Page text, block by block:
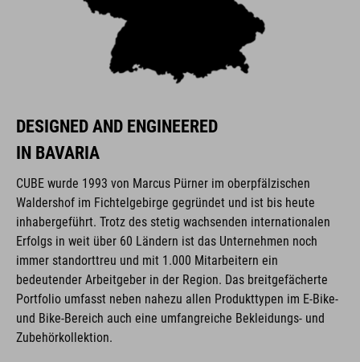
DESIGNED AND ENGINEERED
IN BAVARIA
CUBE wurde 1993 von Marcus Pürner im oberpfälzischen
Waldershof im Fichtelgebirge gegründet und ist bis heute
inhabergeführt. Trotz des stetig wachsenden internationalen
Erfolgs in weit über 60 Ländern ist das Unternehmen noch
immer standorttreu und mit 1.000 Mitarbeitern ein
bedeutender Arbeitgeber in der Region. Das breitgefächerte
Portfolio umfasst neben nahezu allen Produkttypen im E-Bike-
und Bike-Bereich auch eine umfangreiche Bekleidungs- und
Zubehörkollektion.